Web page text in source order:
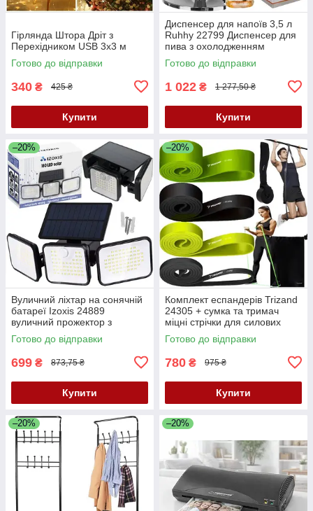
Гірлянда Штора Дріт з
Перехідником USB 3х3 м
Готово до відправки
340 ₴ 425 ₴
Купити
Диспенсер для напоїв 3,5 л
Ruhhy 22799 Диспенсер для
пива з охолодженням
Розливник для напоїв
Готово до відправки
1 022 ₴ 1 277,50 ₴
Купити
–20%
Вуличний ліхтар на сонячній
батареї Izoxis 24889
вуличний прожектор з
датчиком руху
Готово до відправки
699 ₴ 873,75 ₴
Купити
–20%
Комплект еспандерів Trizand
24305 + сумка та тримач
міцні стрічки для силових
тренувань
Готово до відправки
780 ₴ 975 ₴
Купити
–20% –20%